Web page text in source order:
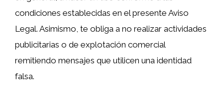
condiciones establecidas en el presente Aviso
Legal. Asimismo, te obliga a no realizar actividades
publicitarias o de explotación comercial
remitiendo mensajes que utilicen una identidad
falsa.